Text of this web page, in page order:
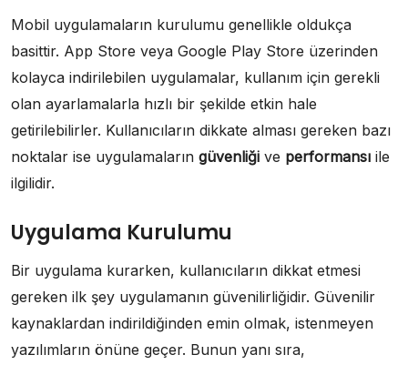
Mobil uygulamaların kurulumu genellikle oldukça
basittir. App Store veya Google Play Store üzerinden
kolayca indirilebilen uygulamalar, kullanım için gerekli
olan ayarlamalarla hızlı bir şekilde etkin hale
getirilebilirler. Kullanıcıların dikkate alması gereken bazı
noktalar ise uygulamaların güvenliği ve performansı ile
ilgilidir.
Uygulama Kurulumu
Bir uygulama kurarken, kullanıcıların dikkat etmesi
gereken ilk şey uygulamanın güvenilirliğidir. Güvenilir
kaynaklardan indirildiğinden emin olmak, istenmeyen
yazılımların önüne geçer. Bunun yanı sıra,